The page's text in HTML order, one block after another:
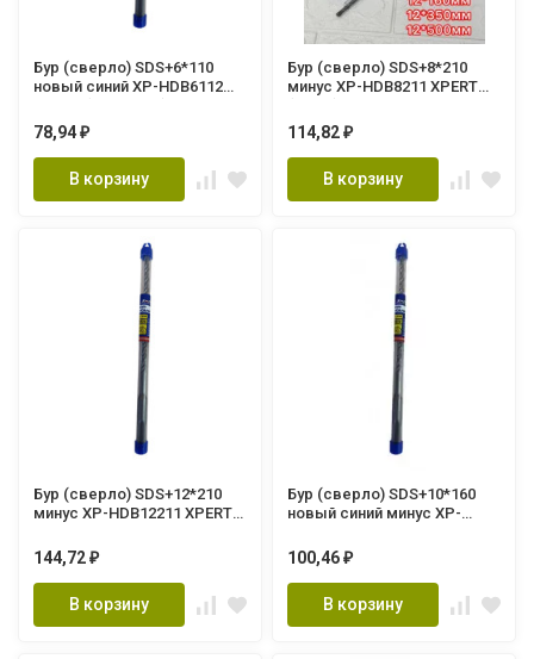
Бур (сверло) SDS+6*110
новый синий XP-HDB6112
78,94 ₽
В корзину
Бур (сверло) SDS+8*210
минус XP-HDB8211 XPERT
114,82 ₽
В корзину
Бур (сверло) SDS+12*210
минус XP-HDB12211 XPERT
144,72 ₽
В корзину
Бур (сверло) SDS+10*160
новый синий минус XP-
100,46 ₽
В корзину